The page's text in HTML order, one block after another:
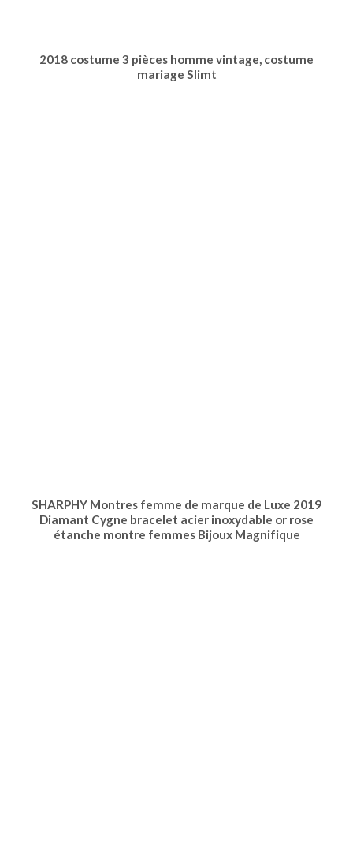
2018 costume 3 pièces homme vintage, costume
mariage Slimt
SHARPHY Montres femme de marque de Luxe 2019
Diamant Cygne bracelet acier inoxydable or rose
étanche montre femmes Bijoux Magnifique